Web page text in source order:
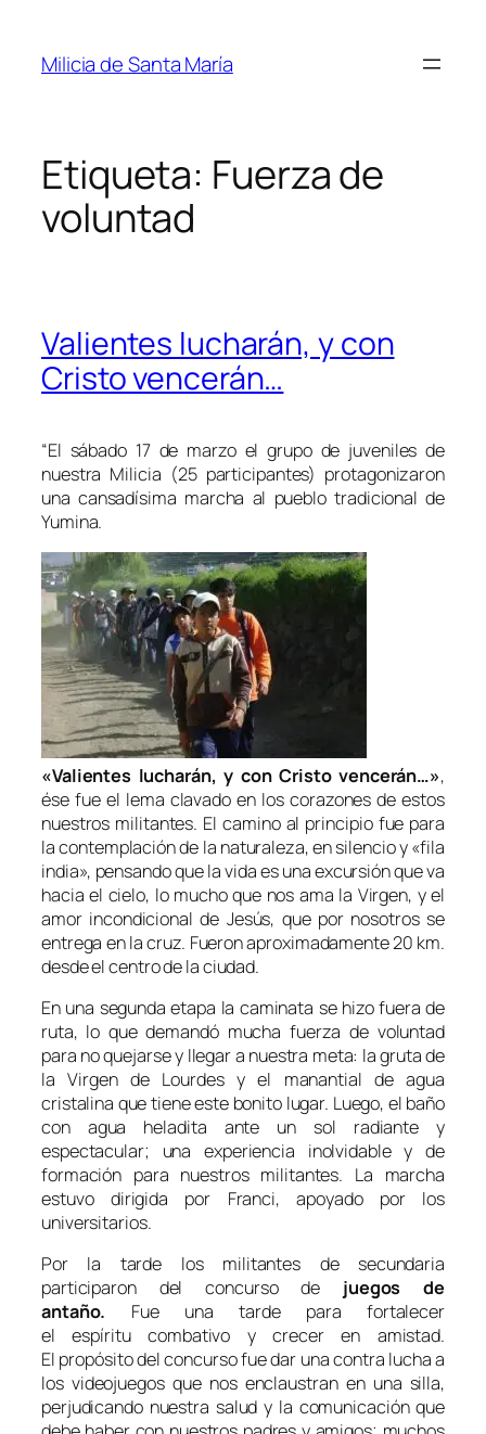
contenido
Milicia de Santa María
Etiqueta: Fuerza de
voluntad
Valientes lucharán, y con
Cristo vencerán…
“El sábado 17 de marzo el grupo de juveniles de
nuestra Milicia (25 participantes) protagonizaron
una cansadísima marcha al pueblo tradicional de
Yumina.
«Valientes lucharán, y con Cristo vencerán…»,
ése fue el lema clavado en los corazones de estos
nuestros militantes. El camino al principio fue para
la contemplación de la naturaleza, en silencio y «fila
india», pensando que la vida es una excursión que va
hacia el cielo, lo mucho que nos ama la Virgen, y el
amor incondicional de Jesús, que por nosotros se
entrega en la cruz. Fueron aproximadamente 20 km.
desde el centro de la ciudad.
En una segunda etapa la caminata se hizo fuera de
ruta, lo que demandó mucha fuerza de voluntad
para no quejarse y llegar a nuestra meta: la gruta de
la Virgen de Lourdes y el manantial de agua
cristalina que tiene este bonito lugar. Luego, el baño
con agua heladita ante un sol radiante y
espectacular; una experiencia inolvidable y de
formación para nuestros militantes. La marcha
estuvo dirigida por Franci, apoyado por los
universitarios.
Por la tarde los militantes de secundaria
participaron del concurso de juegos de
antaño. Fue una tarde para fortalecer
el espíritu combativo y crecer en amistad.
El propósito del concurso fue dar una contra lucha a
los videojuegos que nos enclaustran en una silla,
perjudicando nuestra salud y la comunicación que